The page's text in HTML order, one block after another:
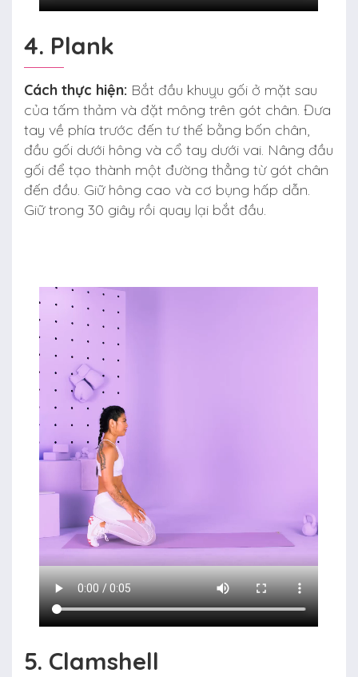
4. Plank
Cách thực hiện: Bắt đầu khuỵu gối ở mặt sau
của tấm thảm và đặt mông trên gót chân. Đưa
tay về phía trước đến tư thế bằng bốn chân,
đầu gối dưới hông và cổ tay dưới vai. Nâng đầu
gối để tạo thành một đường thẳng từ gót chân
đến đầu. Giữ hông cao và cơ bụng hấp dẫn.
Giữ trong 30 giây rồi quay lại bắt đầu.
5. Clamshell